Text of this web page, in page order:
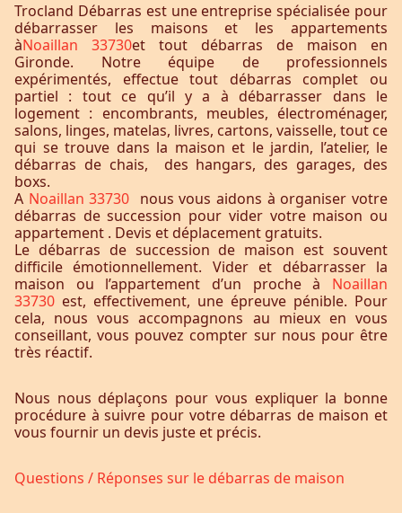
Trocland Débarras est une entreprise spécialisée pour
débarrasser les maisons et les appartements
àNoaillan 33730et tout débarras de maison en
Gironde. Notre équipe de professionnels
expérimentés, effectue tout débarras complet ou
partiel : tout ce qu’il y a à débarrasser dans le
logement : encombrants, meubles, électroménager,
salons, linges, matelas, livres, cartons, vaisselle, tout ce
qui se trouve dans la maison et le jardin, l’atelier, le
débarras de chais, des hangars, des garages, des
boxs.
A Noaillan 33730 nous vous aidons à organiser votre
débarras de succession pour vider votre maison ou
appartement . Devis et déplacement gratuits.
Le débarras de succession de maison est souvent
difficile émotionnellement. Vider et débarrasser la
maison ou l’appartement d’un proche à Noaillan
33730 est, effectivement, une épreuve pénible. Pour
cela, nous vous accompagnons au mieux en vous
conseillant, vous pouvez compter sur nous pour être
très réactif.
Nous nous déplaçons pour vous expliquer la bonne
procédure à suivre pour votre débarras de maison et
vous fournir un devis juste et précis.
Questions / Réponses sur le débarras de maison